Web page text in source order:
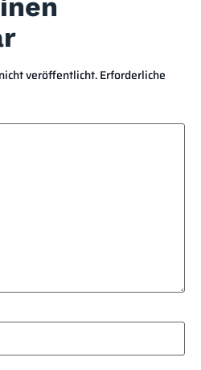
veröffentlicht.Erforderliche